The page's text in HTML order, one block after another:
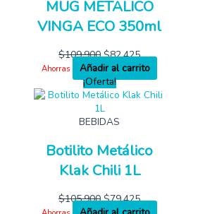
MUG METALICO
VINGA ECO 350ml
$109,900 $82,425
Ahorras
Añadir al carrito
¡Oferta!
BEBIDAS
Botilito Metálico
Klak Chili 1L
$105,900 $79,425